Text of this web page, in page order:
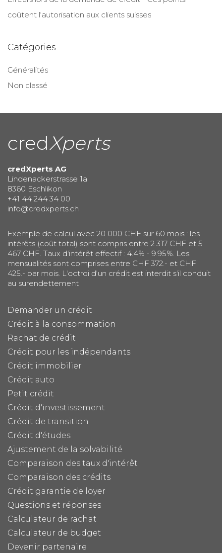
coûtent l'autorisation aux clients suisses
Catégories
Généralités
Non classé
credXperts
credXperts AG
Lindenackerstrasse 1a
8360 Eschlikon
+41 44 244 34 00
info@credxperts.ch
Exemple de calcul avec 20 000 CHF sur 60 mois : les
intérêts (coût total) sont compris entre 2 317 CHF et 5
467 CHF. Taux d'intérêt effectif : 4.4% - 9.95%. Les
mensualités sont comprises entre CHF 372.- et CHF
425.- par mois. L'octroi d'un crédit est interdit s'il conduit
au surendettement
Demander un crédit
Crédit à la consommation
Rachat de crédit
Crédit pour les indépendants
Crédit immobilier
Crédit auto
Petit crédit
Crédit d'investissement
Crédit de transition
Crédit d'études
Ajustement de la solvabilité
Comparaison des taux d'intérêt
Comparaison des crédits
Crédit garantie de loyer
Questions et réponses
Calculateur de rachat
Calculateur de budget
Devenir partenaire